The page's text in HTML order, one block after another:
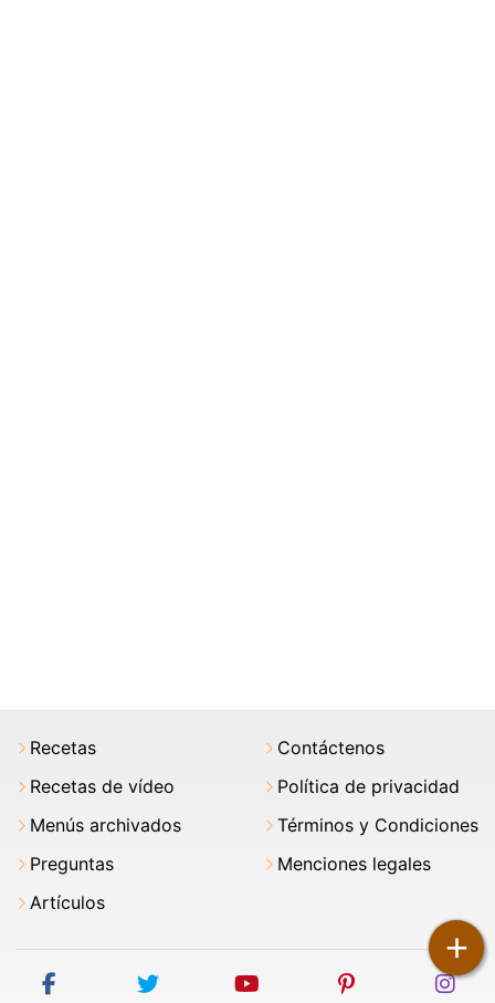
+
Recetas
Recetas de vídeo
Menús archivados
Preguntas
Artículos
Contáctenos
Política de privacidad
Términos y Condiciones
Menciones legales
facebook twitter youtube pinterest